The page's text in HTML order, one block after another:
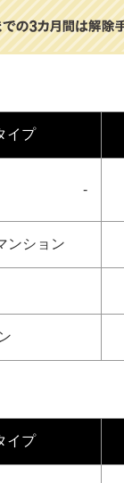
イプ
-
ンション
イプ